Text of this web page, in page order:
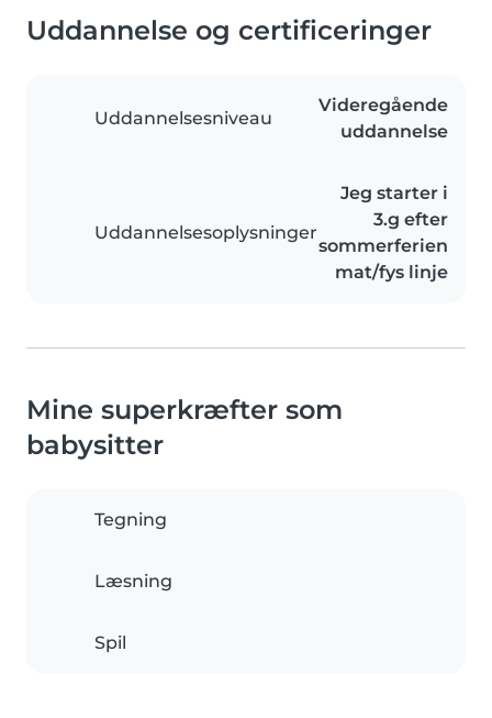
Uddannelse og certificeringer
Uddannelsesniveau
Videregående
uddannelse
Uddannelsesoplysninger
Jeg starter i
3.g efter
sommerferien
mat/fys linje
Mine superkræfter som
babysitter
Tegning
Læsning
Spil